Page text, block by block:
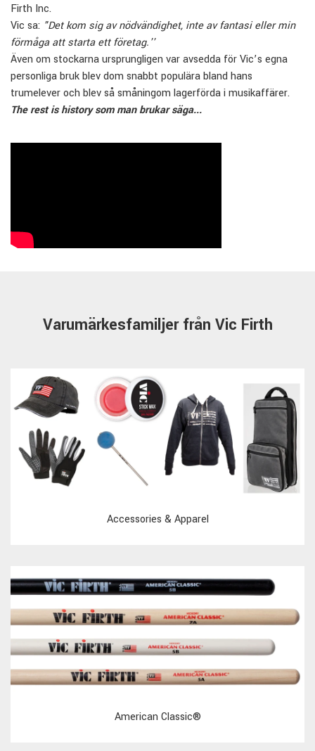
Firth Inc.
Vic sa: "Det kom sig av nödvändighet, inte av fantasi eller min
förmåga att starta ett företag.''
Även om stockarna ursprungligen var avsedda för Vic’s egna
personliga bruk blev dom snabbt populära bland hans
trumelever och blev så småningom lagerförda i musikaffärer.
The rest is history som man brukar säga...
Varumärkesfamiljer från Vic Firth
Accessories & Apparel
American Classic®